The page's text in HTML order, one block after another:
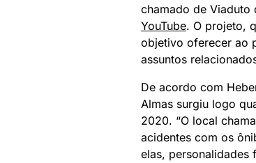
chamado de Viaduto
YouTube. O projeto,
objetivo oferecer ao
assuntos
De acordo com
Almas surgiu logo
2020. “O local
acidentes com os
elas, personalidades